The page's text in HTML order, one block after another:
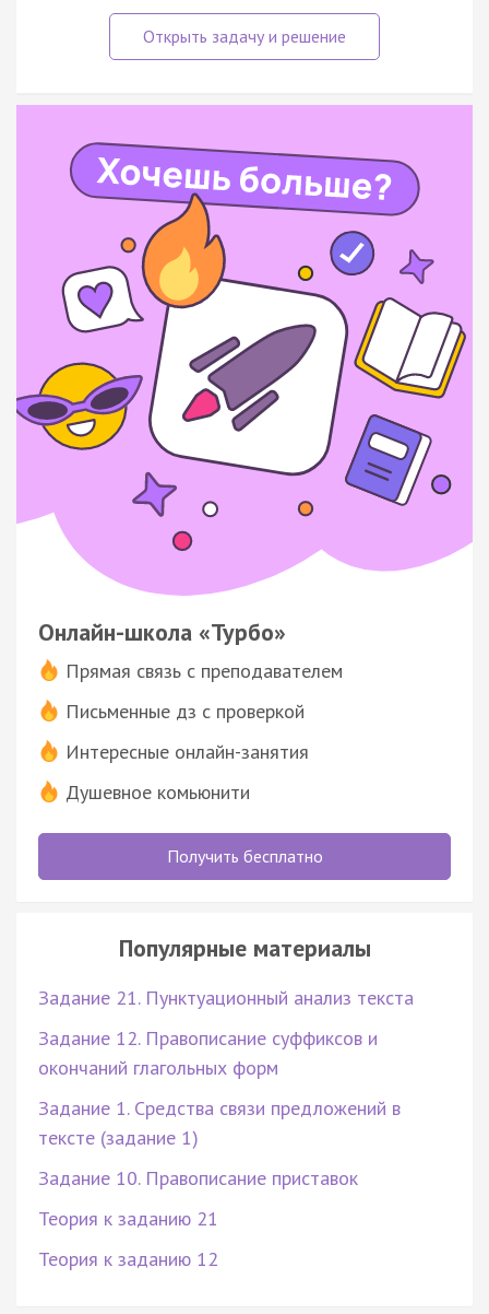
Онлайн-школа «Турбо»
Прямая связь с преподавателем
Письменные дз с проверкой
Интересные онлайн-занятия
Душевное комьюнити
Получить бесплатно
Популярные материалы
Задание 21. Пунктуационный анализ текста
Задание 12. Правописание суффиксов и
окончаний глагольных форм
Задание 1. Средства связи предложений в
тексте (задание 1)
Задание 10. Правописание приставок
Теория к заданию 21
Теория к заданию 12